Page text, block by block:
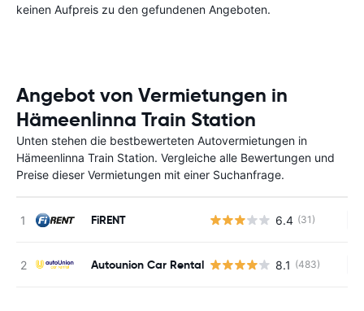
keinen Aufpreis zu den gefundenen Angeboten.
Angebot von Vermietungen in
Hämeenlinna Train Station
Unten stehen die bestbewerteten Autovermietungen in
Hämeenlinna Train Station. Vergleiche alle Bewertungen und
Preise dieser Vermietungen mit einer Suchanfrage.
FiRENT 6.4 (31)
Autounion Car Rental 8.1 (483)